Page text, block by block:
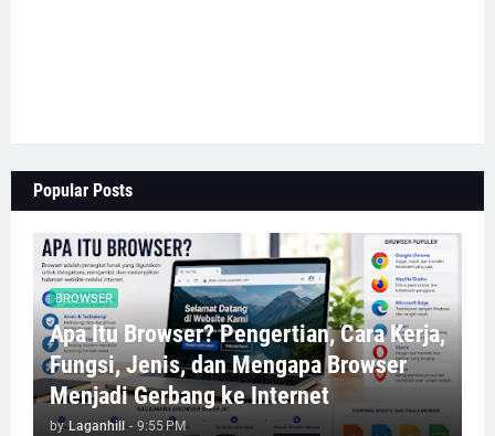
Popular Posts
BROWSER
Apa Itu Browser? Pengertian, Cara Kerja,
Fungsi, Jenis, dan Mengapa Browser
Menjadi Gerbang ke Internet
by Laganhill - 9:55 PM